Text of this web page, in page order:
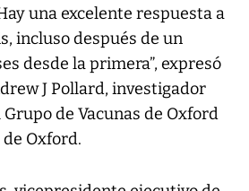
una excelente respuesta a
incluso después de un
desde la primera”, expresó
J Pollard, investigador
de Vacunas de Oxford
Oxford.